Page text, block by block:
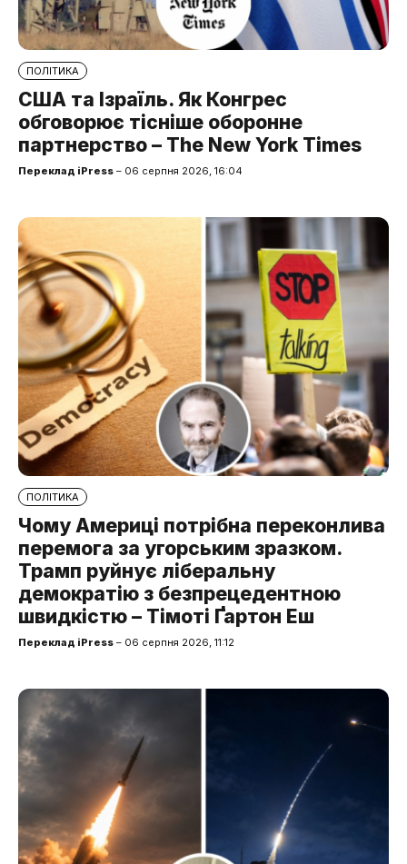
ПОЛІТИКА
США та Ізраїль. Як Конгрес
обговорює тісніше оборонне
партнерство – The New York Times
Переклад iPress – 06 серпня 2026, 16:04
ПОЛІТИКА
Чому Америці потрібна переконлива
перемога за угорським зразком.
Трамп руйнує ліберальну
демократію з безпрецедентною
швидкістю – Тімоті Ґартон Еш
Переклад iPress – 06 серпня 2026, 11:12